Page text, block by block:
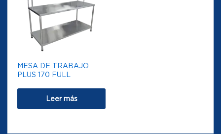
MESA DE TRABAJO
PLUS 170 FULL
Leer más